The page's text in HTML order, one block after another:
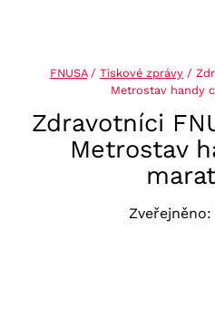
FNUSA/ Tiskové zprávy /
Metrostav handy
Zdravotníci
Metrostav
Zveřejněno: